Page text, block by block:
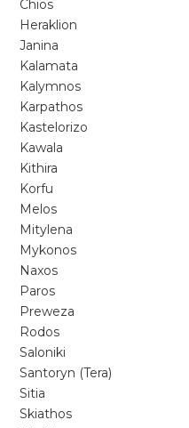
Chios
Heraklion
Janina
Kalamata
Kalymnos
Karpathos
Kastelorizo
Kawala
Kithira
Korfu
Melos
Mitylena
Mykonos
Naxos
Paros
Preweza
Rodos
Saloniki
Santoryn (Tera)
Sitia
Skiathos